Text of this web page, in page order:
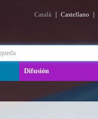
Català Castellano
Difusión